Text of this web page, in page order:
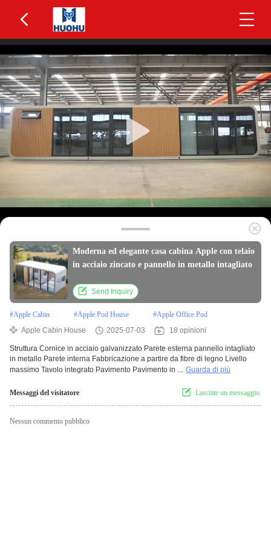
Moderna ed elegante casa cabina Apple con telaio
in acciaio zincato e pannello in metallo intagliato
Send Inquiry
#Apple Cabin #Apple Pod House #Apple Office Pod
Apple Cabin House
2025-07-03 18 opinioni
Struttura Cornice in acciaio galvanizzato Parete esterna pannello intagliato
in metallo Parete interna Fabbricazione a partire da fibre di legno Livello
massimo Tavolo integrato Pavimento Pavimento in ... Guarda di più
Messaggi del visitatore Lasciate un messaggio.
Nessun commento pubblico